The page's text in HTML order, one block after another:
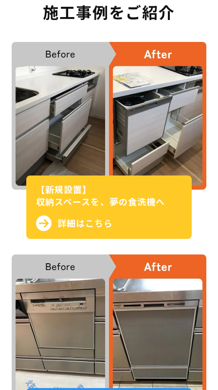
施工事例をご紹介
【新規設置】
収納スペースを、夢の食洗機へ
詳細はこちら